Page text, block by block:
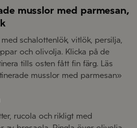
musslor med parmesan,
schalottenlök, vitlök, persilja,
och olivolja. Klicka på de
tills osten fått fin färg. Läs
musslor med parmesan»
rucola och rikligt med